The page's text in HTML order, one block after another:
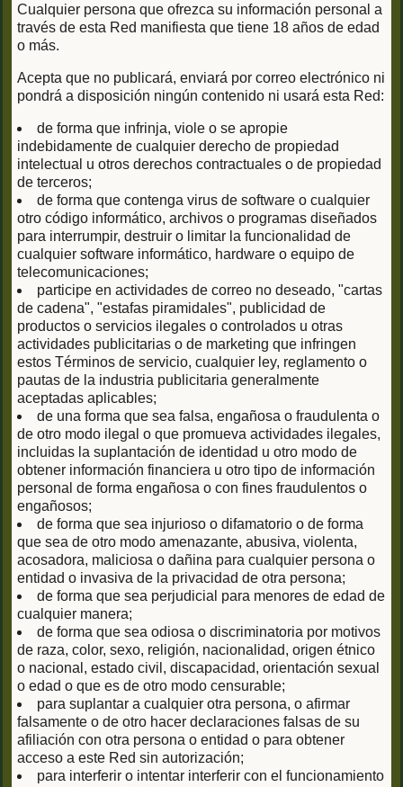
Cualquier persona que ofrezca su información personal a
través de esta Red manifiesta que tiene 18 años de edad
o más.
Acepta que no publicará, enviará por correo electrónico ni
pondrá a disposición ningún contenido ni usará esta Red:
de forma que infrinja, viole o se apropie
indebidamente de cualquier derecho de propiedad
intelectual u otros derechos contractuales o de propiedad
de terceros;
de forma que contenga virus de software o cualquier
otro código informático, archivos o programas diseñados
para interrumpir, destruir o limitar la funcionalidad de
cualquier software informático, hardware o equipo de
telecomunicaciones;
participe en actividades de correo no deseado, "cartas
de cadena", "estafas piramidales", publicidad de
productos o servicios ilegales o controlados u otras
actividades publicitarias o de marketing que infringen
estos Términos de servicio, cualquier ley, reglamento o
pautas de la industria publicitaria generalmente
aceptadas aplicables;
de una forma que sea falsa, engañosa o fraudulenta o
de otro modo ilegal o que promueva actividades ilegales,
incluidas la suplantación de identidad u otro modo de
obtener información financiera u otro tipo de información
personal de forma engañosa o con fines fraudulentos o
engañosos;
de forma que sea injurioso o difamatorio o de forma
que sea de otro modo amenazante, abusiva, violenta,
acosadora, maliciosa o dañina para cualquier persona o
entidad o invasiva de la privacidad de otra persona;
de forma que sea perjudicial para menores de edad de
cualquier manera;
de forma que sea odiosa o discriminatoria por motivos
de raza, color, sexo, religión, nacionalidad, origen étnico
o nacional, estado civil, discapacidad, orientación sexual
o edad o que es de otro modo censurable;
para suplantar a cualquier otra persona, o afirmar
falsamente o de otro hacer declaraciones falsas de su
afiliación con otra persona o entidad o para obtener
acceso a este Red sin autorización;
para interferir o intentar interferir con el funcionamiento